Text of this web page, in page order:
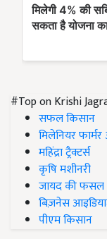
#Top on Krishi
सफल किसान
मिलेनियर
महिंद्रा ट्रैक्टर्स
कृषि मशीनरी
जायद की फसल
बिज़नेस
पीएम किसान